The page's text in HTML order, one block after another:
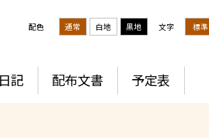
配色 通常 白地 黒地 文字 標準
記 配布文書 予定表